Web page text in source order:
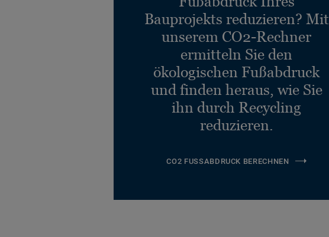
Bauprojekts reduzieren? Mit
unserem CO2-Rechner
ermitteln Sie den
ökologischen Fußabdruck
und finden heraus, wie Sie
ihn durch Recycling
reduzieren.
CO2 FUSSABDRUCK BERECHNEN